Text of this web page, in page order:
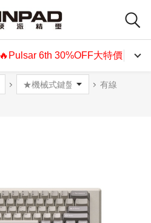
🔥Pulsar 6th 30%OFF大特價🔥
有線